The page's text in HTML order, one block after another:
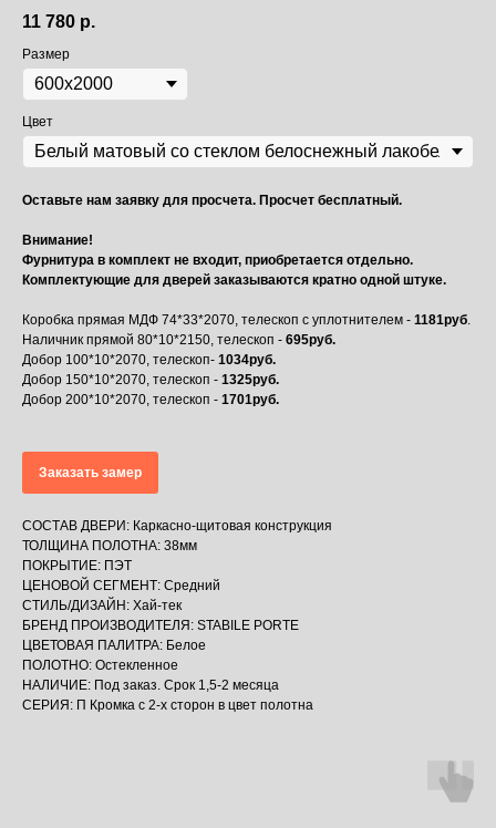
11 780 р.
Размер
Цвет
Оставьте нам заявку для просчета. Просчет бесплатный.
Внимание!
Фурнитура в комплект не входит, приобретается отдельно.
Комплектующие для дверей заказываются кратно одной штуке.
Коробка прямая МДФ 74*33*2070, телескоп с уплотнителем - 1181руб.
Наличник прямой 80*10*2150, телескоп - 695руб.
Добор 100*10*2070, телескоп- 1034руб.
Добор 150*10*2070, телескоп - 1325руб.
Добор 200*10*2070, телескоп - 1701руб.
Заказать замер
СОСТАВ ДВЕРИ: Каркасно-щитовая конструкция
ТОЛЩИНА ПОЛОТНА: 38мм
ПОКРЫТИЕ: ПЭТ
ЦЕНОВОЙ СЕГМЕНТ: Средний
СТИЛЬ/ДИЗАЙН: Хай-тек
БРЕНД ПРОИЗВОДИТЕЛЯ: STABILE PORTE
ЦВЕТОВАЯ ПАЛИТРА: Белое
ПОЛОТНО: Остекленное
НАЛИЧИЕ: Под заказ. Срок 1,5-2 месяца
СЕРИЯ: П Кромка с 2-х сторон в цвет полотна